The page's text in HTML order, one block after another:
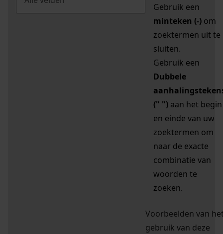
Gebruik een
minteken (-) om
zoektermen uit te
sluiten.
Gebruik een
Dubbele
(" ") aan het begin
en einde van uw
zoektermen om
naar de exacte
combinatie van
woorden te
zoeken.
Voorbeelden van
gebruik van deze